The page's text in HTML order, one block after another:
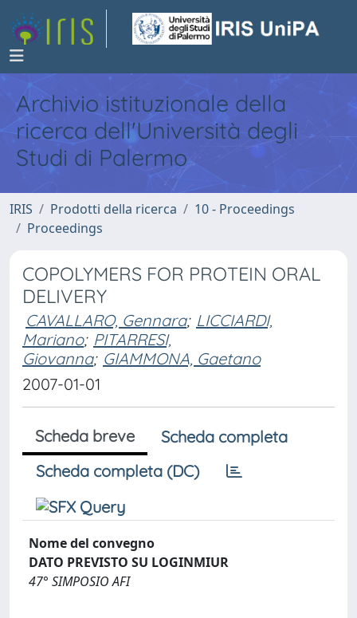
Archivio istituzionale della
ricerca dell'Università degli
Studi di Palermo
IRIS Prodotti della ricerca
10 - Proceedings
Proceedings
COPOLYMERS FOR PROTEIN ORAL
DELIVERY
CAVALLARO, Gennara; LICCIARDI,
Mariano; PITARRESI,
Giovanna; GIAMMONA, Gaetano
2007-01-01
Scheda breve
Scheda completa
Scheda completa (DC)
Nome del convegno
DATO PREVISTO SU LOGINMIUR
47° SIMPOSIO AFI